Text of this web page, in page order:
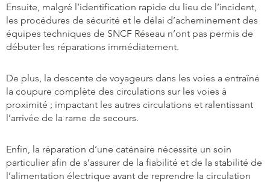
Ensuite, malgré l’identification rapide du lieu de l’incident,
les procédures de sécurité et le délai d’acheminement des
équipes techniques de SNCF Réseau n’ont pas permis de
débuter les réparations immédiatement.
De plus, la descente de voyageurs dans les voies a entraîné
la coupure complète des circulations sur les voies à
proximité ; impactant les autres circulations et ralentissant
l’arrivée de la rame de secours.
Enfin, la réparation d’une caténaire nécessite un soin
particulier afin de s’assurer de la fiabilité et de la stabilité de
l’alimentation électrique avant de reprendre la circulation